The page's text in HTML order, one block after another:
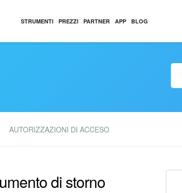
STRUMENTI PREZZI PARTNER APP BLOG
AUTORIZZAZIONI DI ACCESO
di storno